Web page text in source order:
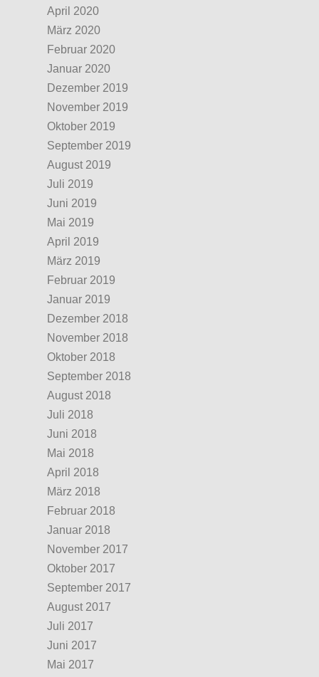
April 2020
März 2020
Februar 2020
Januar 2020
Dezember 2019
November 2019
Oktober 2019
September 2019
August 2019
Juli 2019
Juni 2019
Mai 2019
April 2019
März 2019
Februar 2019
Januar 2019
Dezember 2018
November 2018
Oktober 2018
September 2018
August 2018
Juli 2018
Juni 2018
Mai 2018
April 2018
März 2018
Februar 2018
Januar 2018
November 2017
Oktober 2017
September 2017
August 2017
Juli 2017
Juni 2017
Mai 2017